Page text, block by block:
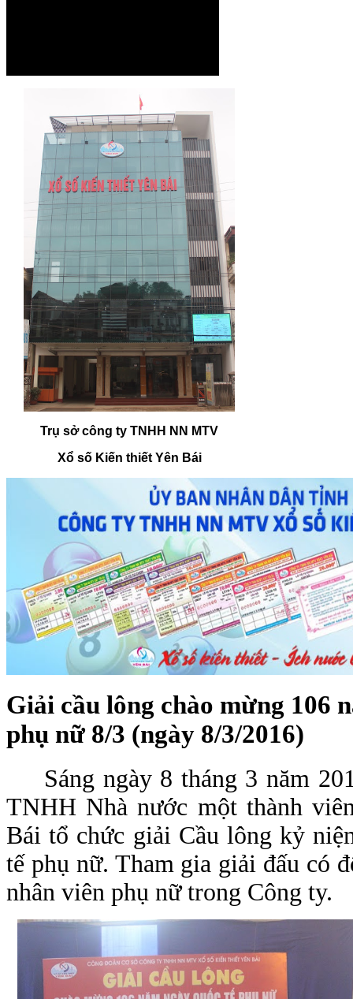
Trụ sở công ty TNHH NN MTV
Xổ số Kiến thiết Yên Bái
Giải cầu lông chào mừng 106
phụ nữ 8/3 (ngày 8/3/2016)
Sáng ngày 8 tháng 3 năm
TNHH Nhà nước một thành
Bái tổ chức giải Cầu lông kỷ
tế phụ nữ. Tham gia giải đấu có
nhân viên phụ nữ trong Công ty.